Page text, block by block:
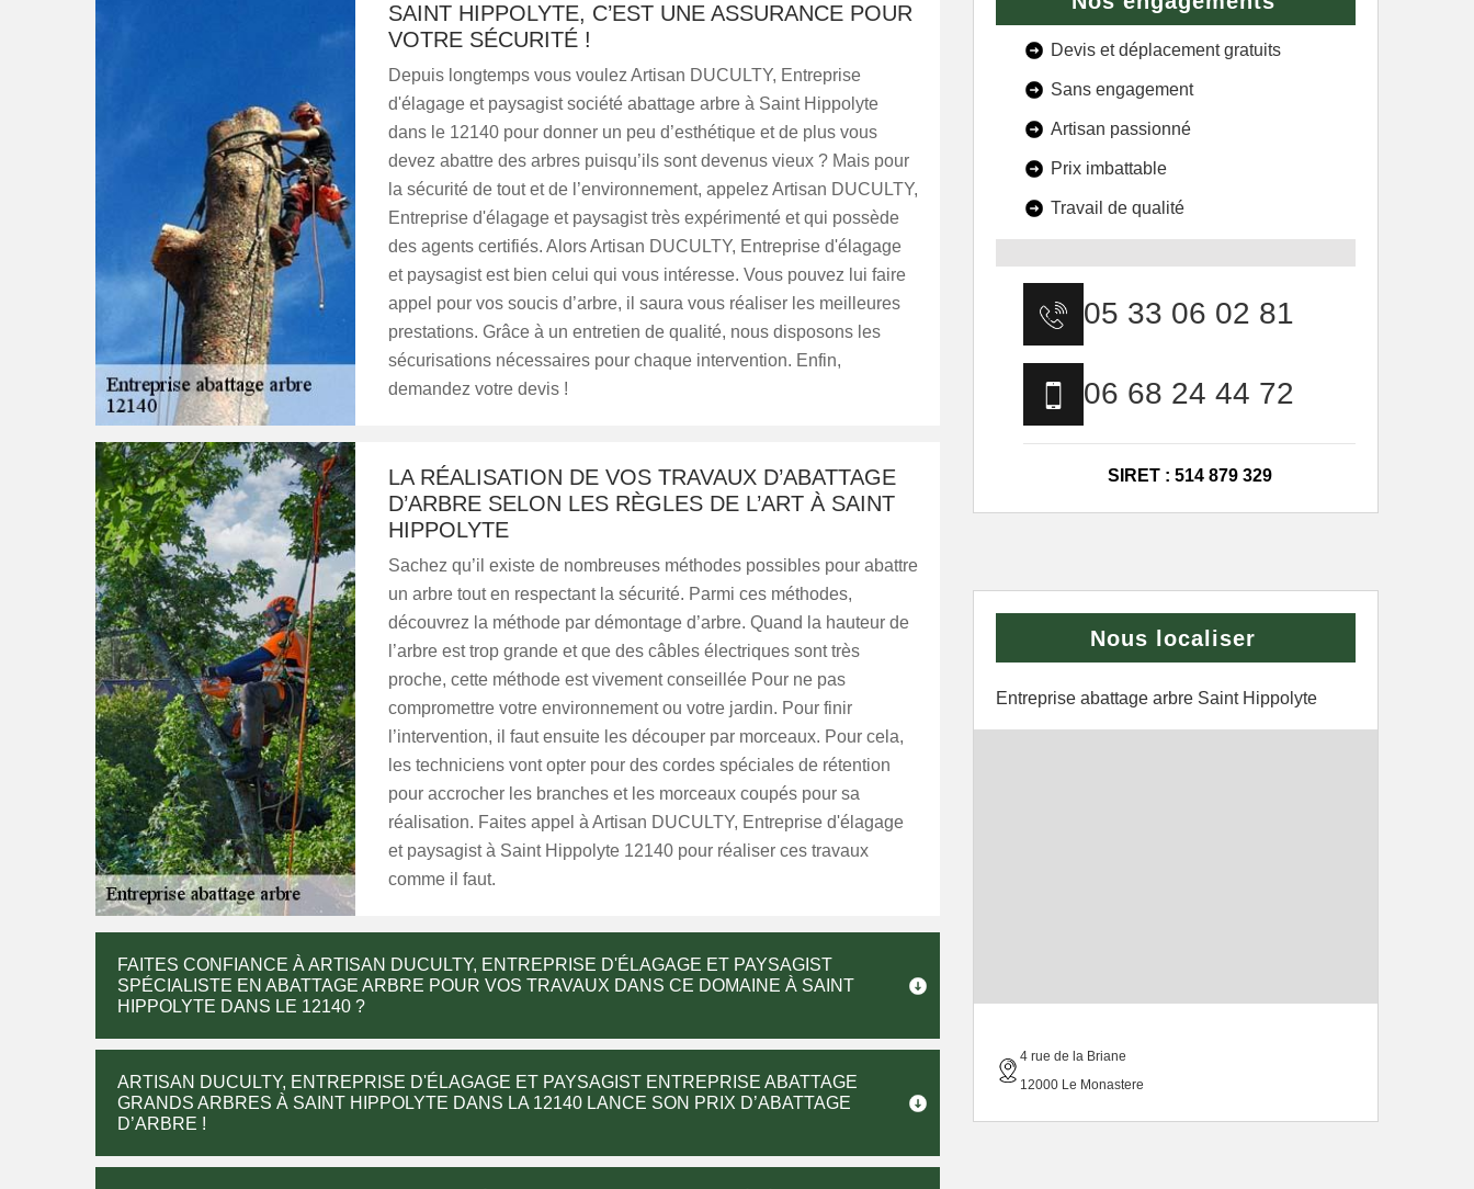
SAINT HIPPOLYTE, C’EST UNE ASSURANCE POUR
VOTRE SÉCURITÉ !
Depuis longtemps vous voulez Artisan DUCULTY, Entreprise
d'élagage et paysagist société abattage arbre à Saint Hippolyte
dans le 12140 pour donner un peu d’esthétique et de plus vous
devez abattre des arbres puisqu’ils sont devenus vieux ? Mais pour
la sécurité de tout et de l’environnement, appelez Artisan DUCULTY,
Entreprise d'élagage et paysagist très expérimenté et qui possède
des agents certifiés. Alors Artisan DUCULTY, Entreprise d'élagage
et paysagist est bien celui qui vous intéresse. Vous pouvez lui faire
appel pour vos soucis d’arbre, il saura vous réaliser les meilleures
prestations. Grâce à un entretien de qualité, nous disposons les
sécurisations nécessaires pour chaque intervention. Enfin,
demandez votre devis !
LA RÉALISATION DE VOS TRAVAUX D’ABATTAGE
D’ARBRE SELON LES RÈGLES DE L’ART À SAINT
HIPPOLYTE
Sachez qu’il existe de nombreuses méthodes possibles pour abattre
un arbre tout en respectant la sécurité. Parmi ces méthodes,
découvrez la méthode par démontage d’arbre. Quand la hauteur de
l’arbre est trop grande et que des câbles électriques sont très
proche, cette méthode est vivement conseillée Pour ne pas
compromettre votre environnement ou votre jardin. Pour finir
l’intervention, il faut ensuite les découper par morceaux. Pour cela,
les techniciens vont opter pour des cordes spéciales de rétention
pour accrocher les branches et les morceaux coupés pour sa
réalisation. Faites appel à Artisan DUCULTY, Entreprise d'élagage
et paysagist à Saint Hippolyte 12140 pour réaliser ces travaux
comme il faut.
FAITES CONFIANCE À ARTISAN DUCULTY, ENTREPRISE D'ÉLAGAGE ET PAYSAGIST
SPÉCIALISTE EN ABATTAGE ARBRE POUR VOS TRAVAUX DANS CE DOMAINE À SAINT
HIPPOLYTE DANS LE 12140 ?
ARTISAN DUCULTY, ENTREPRISE D'ÉLAGAGE ET PAYSAGIST ENTREPRISE ABATTAGE
GRANDS ARBRES À SAINT HIPPOLYTE DANS LA 12140 LANCE SON PRIX D’ABATTAGE
D’ARBRE !
Devis et déplacement gratuits
Sans engagement
Artisan passionné
Prix imbattable
Travail de qualité
05 33 06 02 81
06 68 24 44 72
SIRET : 514 879 329
Nous localiser
Entreprise abattage arbre Saint Hippolyte
4 rue de la Briane
12000 Le Monastere